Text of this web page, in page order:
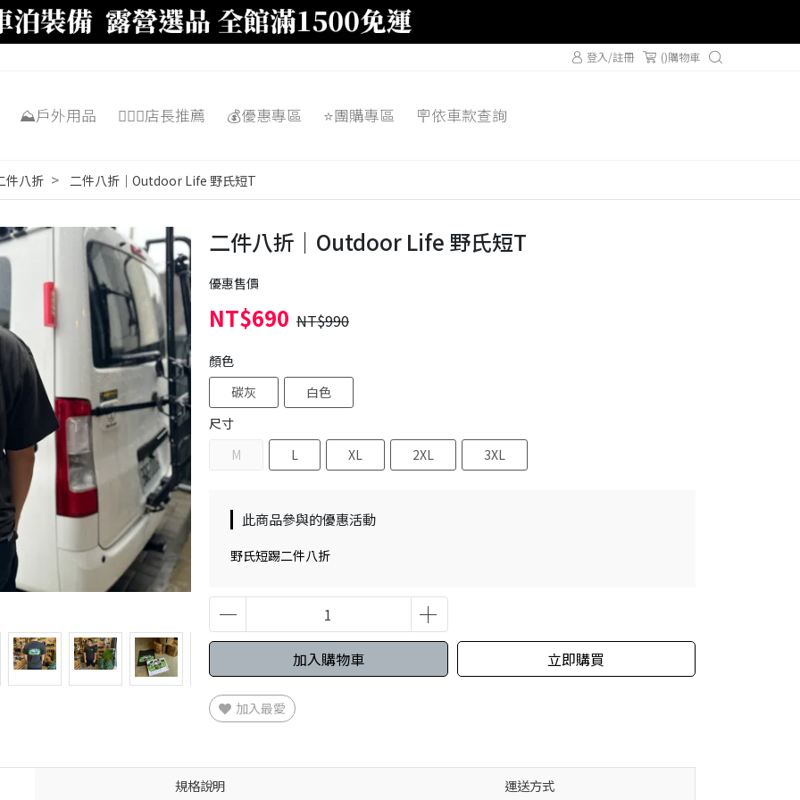
登入/註冊 ()購物車
⛰️戶外用品 🙋🏼‍♂️店長推薦 💰優惠專區 ⭐️團購專區 🪧依車款查詢
件八折 二件八折｜Outdoor Life 野氏短T
二件八折｜Outdoor Life 野氏短T
優惠售價
NT$690 NT$990
顏色
碳灰
白色
尺寸
M
L XL 2XL 3XL
此商品參與的優惠活動
野氏短踢二件八折
加入購物車 立即購買
加入最愛
規格說明 運送方式